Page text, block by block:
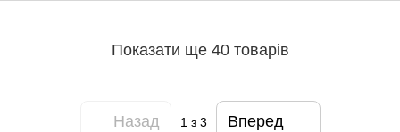
Показати ще 40 товарів
Назад 1 з 3 Вперед